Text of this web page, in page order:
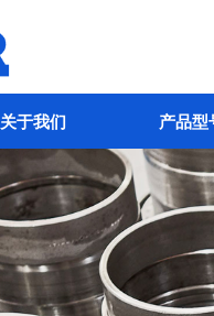
关于我们 产品型